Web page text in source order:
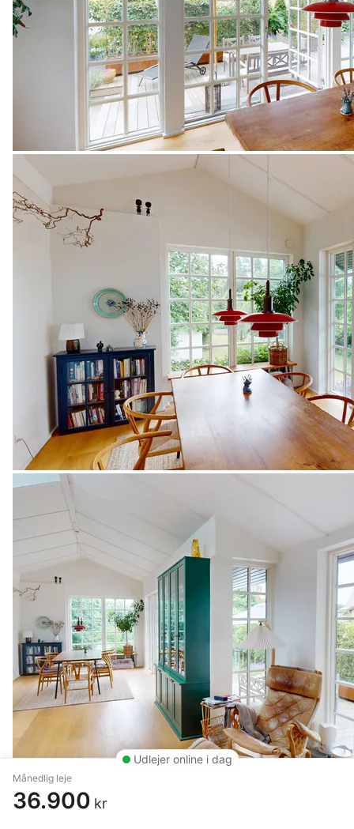
Udlejer online i dag
Månedlig leje
36.900 kr